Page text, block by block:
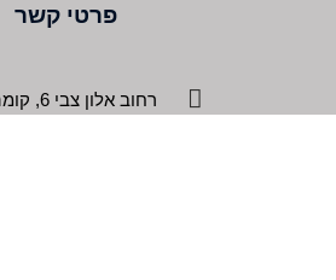
פרטי קשר
רחוב אלון צבי 6, קומה 3 נתניה